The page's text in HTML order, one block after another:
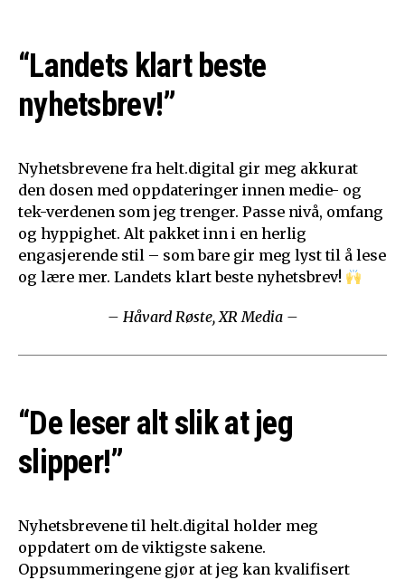
“Landets klart beste
nyhetsbrev!”
Nyhetsbrevene fra helt.digital gir meg akkurat
den dosen med oppdateringer innen medie- og
tek-verdenen som jeg trenger. Passe nivå, omfang
og hyppighet. Alt pakket inn i en herlig
engasjerende stil – som bare gir meg lyst til å lese
og lære mer. Landets klart beste nyhetsbrev!
– Håvard Røste, XR Media –
“De leser alt slik at jeg
slipper!”
Nyhetsbrevene til helt.digital holder meg
oppdatert om de viktigste sakene.
Oppsummeringene gjør at jeg kan kvalifisert